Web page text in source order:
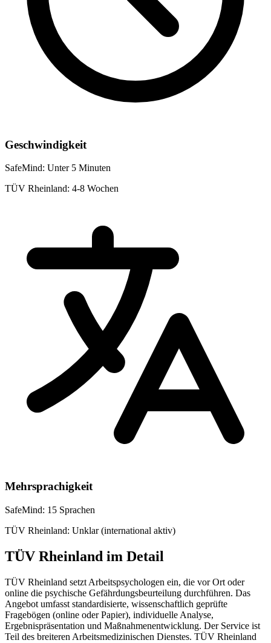
Geschwindigkeit
SafeMind: Unter 5 Minuten
TÜV Rheinland: 4-8 Wochen
Mehrsprachigkeit
SafeMind: 15 Sprachen
TÜV Rheinland: Unklar (international aktiv)
TÜV Rheinland im Detail
TÜV Rheinland setzt Arbeitspsychologen ein, die vor Ort oder
online die psychische Gefährdungsbeurteilung durchführen. Das
Angebot umfasst standardisierte, wissenschaftlich geprüfte
Fragebögen (online oder Papier), individuelle Analyse,
Ergebnispräsentation und Maßnahmenentwicklung. Der Service ist
Teil des breiteren Arbeitsmedizinischen Dienstes. TÜV Rheinland